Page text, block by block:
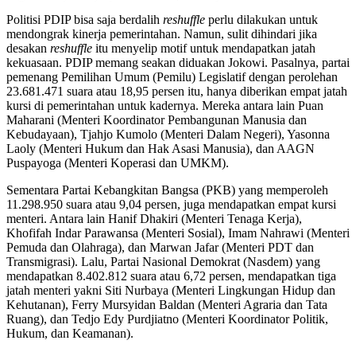
Politisi PDIP bisa saja berdalih reshuffle perlu dilakukan untuk
mendongrak kinerja pemerintahan. Namun, sulit dihindari jika
desakan reshuffle itu menyelip motif untuk mendapatkan jatah
kekuasaan. PDIP memang seakan diduakan Jokowi. Pasalnya, partai
pemenang Pemilihan Umum (Pemilu) Legislatif dengan perolehan
23.681.471 suara atau 18,95 persen itu, hanya diberikan empat jatah
kursi di pemerintahan untuk kadernya. Mereka antara lain Puan
Maharani (Menteri Koordinator Pembangunan Manusia dan
Kebudayaan), Tjahjo Kumolo (Menteri Dalam Negeri), Yasonna
Laoly (Menteri Hukum dan Hak Asasi Manusia), dan AAGN
Puspayoga (Menteri Koperasi dan UMKM).
Sementara Partai Kebangkitan Bangsa (PKB) yang memperoleh
11.298.950 suara atau 9,04 persen, juga mendapatkan empat kursi
menteri. Antara lain Hanif Dhakiri (Menteri Tenaga Kerja),
Khofifah Indar Parawansa (Menteri Sosial), Imam Nahrawi (Menteri
Pemuda dan Olahraga), dan Marwan Jafar (Menteri PDT dan
Transmigrasi). Lalu, Partai Nasional Demokrat (Nasdem) yang
mendapatkan 8.402.812 suara atau 6,72 persen, mendapatkan tiga
jatah menteri yakni Siti Nurbaya (Menteri Lingkungan Hidup dan
Kehutanan), Ferry Mursyidan Baldan (Menteri Agraria dan Tata
Ruang), dan Tedjo Edy Purdjiatno (Menteri Koordinator Politik,
Hukum, dan Keamanan).